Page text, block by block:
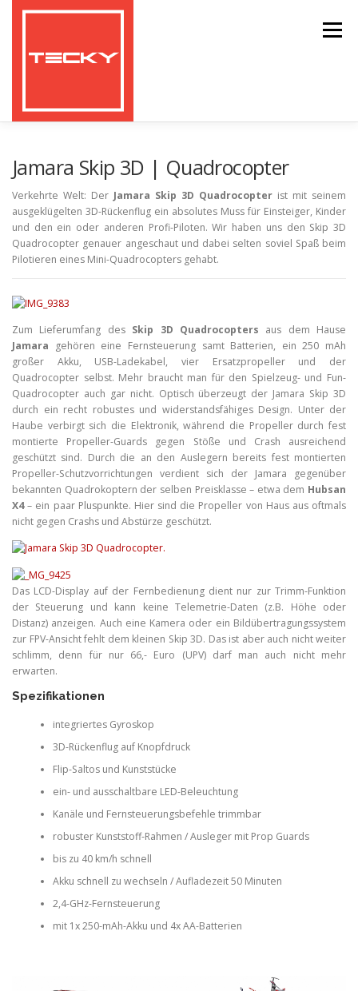
Menü
GEARBEST COUPONS UND RABATTE
Jamara Skip 3D | Quadrocopter
Verkehrte Welt: Der Jamara Skip 3D Quadrocopter ist mit seinem
ausgeklügelten 3D-Rückenflug ein absolutes Muss für Einsteiger, Kinder
und den ein oder anderen Profi-Piloten. Wir haben uns den Skip 3D
Quadrocopter genauer angeschaut und dabei selten soviel Spaß beim
Pilotieren eines Mini-Quadrocopters gehabt.
Zum Lieferumfang des Skip 3D Quadrocopters aus dem Hause
Jamara gehören eine Fernsteuerung samt Batterien, ein 250 mAh
großer Akku, USB-Ladekabel, vier Ersatzpropeller und der
Quadrocopter selbst. Mehr braucht man für den Spielzeug- und Fun-
Quadrocopter auch gar nicht. Optisch überzeugt der Jamara Skip 3D
durch ein recht robustes und widerstandsfähiges Design. Unter der
Haube verbirgt sich die Elektronik, während die Propeller durch fest
montierte Propeller-Guards gegen Stöße und Crash ausreichend
geschützt sind. Durch die an den Auslegern bereits fest montierten
Propeller-Schutzvorrichtungen verdient sich der Jamara gegenüber
bekannten Quadrokoptern der selben Preisklasse – etwa dem Hubsan
X4– ein paar Pluspunkte. Hier sind die Propeller von Haus aus oftmals
nicht gegen Crashs und Abstürze geschützt.
Das LCD-Display auf der Fernbedienung dient nur zur Trimm-Funktion
der Steuerung und kann keine Telemetrie-Daten (z.B. Höhe oder
Distanz) anzeigen. Auch eine Kamera oder ein Bildübertragungssystem
zur FPV-Ansicht fehlt dem kleinen Skip 3D. Das ist aber auch nicht weiter
schlimm, denn für nur 66,- Euro (UPV) darf man auch nicht mehr
erwarten.
Spezifikationen
integriertes Gyroskop
3D-Rückenflug auf Knopfdruck
Flip-Saltos und Kunststücke
ein- und ausschaltbare LED-Beleuchtung
Kanäle und Fernsteuerungsbefehle trimmbar
robuster Kunststoff-Rahmen / Ausleger mit Prop Guards
bis zu 40 km/h schnell
Akku schnell zu wechseln / Aufladezeit 50 Minuten
2,4-GHz-Fernsteuerung
mit 1x 250-mAh-Akku und 4x AA-Batterien